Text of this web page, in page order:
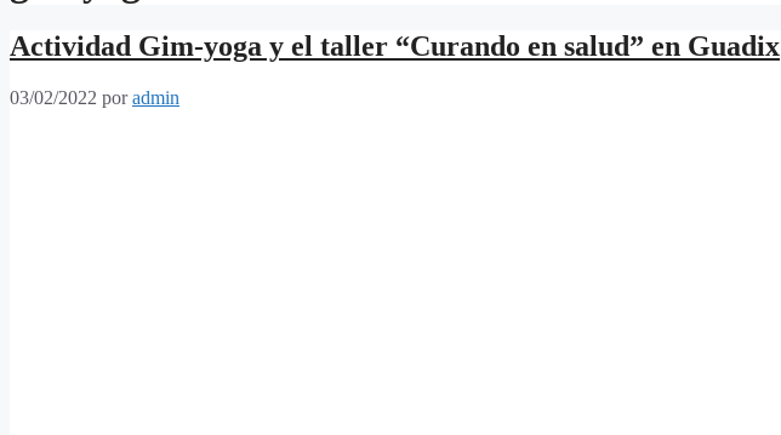
Actividad Gim-yoga y el taller “Curando en salud” en Guadix
03/02/2022 poradmin